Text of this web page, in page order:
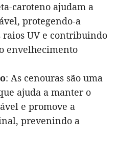
caroteno ajudam a
protegendo-a
raios UV e contribuindo
envelhecimento
: As cenouras são uma
ajuda a manter o
e promove a
prevenindo a